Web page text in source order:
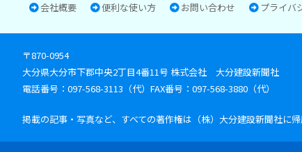
会社概要 便利な使い方 お問い合わせ プライバ
〒870-0954
大分県大分市下郡中央2丁目4番11号 株式会社 大分建設新聞社
電話番号：097-568-3113（代） FAX番号：097-568-3880（代）
掲載の記事・写真など、すべての著作権は（株）大分建設新聞社に帰